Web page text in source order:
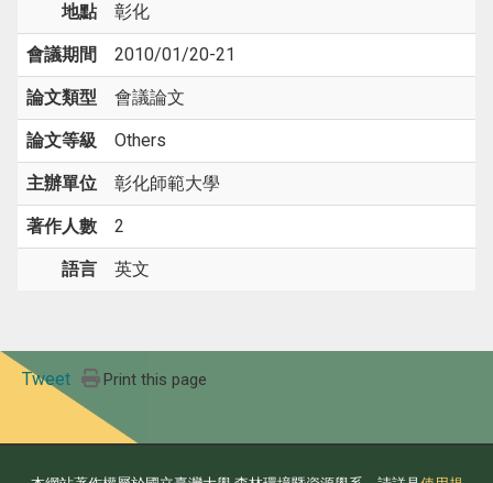
地點 彰化
會議期間 2010/01/20-21
論文類型 會議論文
論文等級 Others
主辦單位 彰化師範大學
著作人數 2
語言 英文
Tweet Print this page